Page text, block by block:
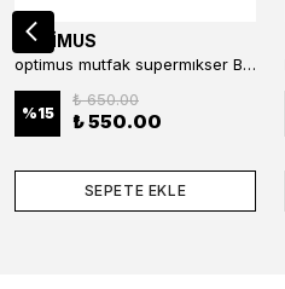
OPTİMUS
optimus mutfak supermıkser Bar Konteyner 6'lı 50×16×9 cm Kapaklı Polikarbon Organizer Bar & Kafe
%15
₺ 650.00
₺ 550.00
SEPETE EKLE